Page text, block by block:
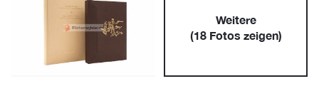
Weitere
(18Fotos zeigen)